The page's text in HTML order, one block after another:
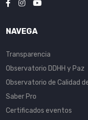
NAVEGA
Transparencia
Observatorio DDHH y Paz
Observatorio de Calidad
Saber Pro
Certificados eventos